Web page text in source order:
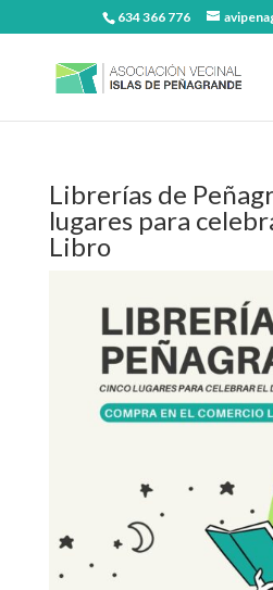
634 366 776
Librerías de
lugares para
Libro